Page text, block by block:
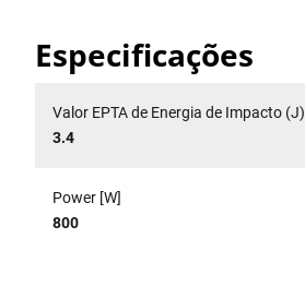
Especificações
Valor EPTA de Energia de Impacto (J)
3.4
Power [W]
800